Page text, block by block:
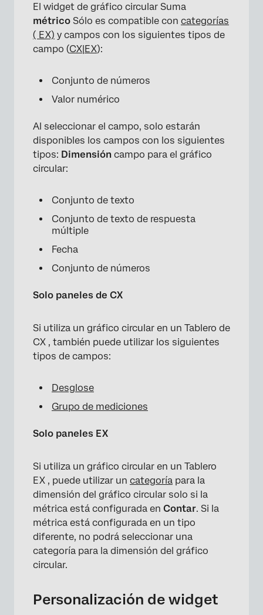
El widget de gráfico circular Suma
métrico Sólo es compatible con categorías
( EX) y campos con los siguientes tipos de
campo (CX|EX):
Conjunto de números
Valor numérico
Al seleccionar el campo, solo estarán
disponibles los campos con los siguientes
tipos: Dimensión campo para el gráfico
circular:
Conjunto de texto
Conjunto de texto de respuesta
múltiple
Fecha
Conjunto de números
Solo paneles de CX
Si utiliza un gráfico circular en un Tablero de
CX , también puede utilizar los siguientes
tipos de campos:
Desglose
Grupo de mediciones
Solo paneles EX
Si utiliza un gráfico circular en un Tablero
EX , puede utilizar un categoría para la
dimensión del gráfico circular solo si la
métrica está configurada en Contar. Si la
métrica está configurada en un tipo
diferente, no podrá seleccionar una
categoría para la dimensión del gráfico
circular.
Personalización de widget